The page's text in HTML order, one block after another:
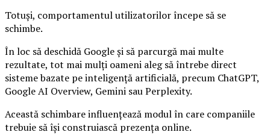
Totuși, comportamentul utilizatorilor începe să se
schimbe.
În loc să deschidă Google și să parcurgă mai multe
rezultate, tot mai mulți oameni aleg să întrebe direct
sisteme bazate pe inteligență artificială, precum ChatGPT,
Google AI Overview, Gemini sau Perplexity.
Această schimbare influențează modul în care companiile
trebuie să își construiască prezența online.